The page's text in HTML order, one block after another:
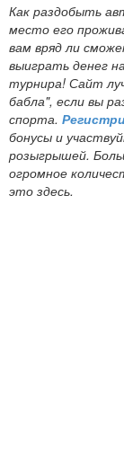
Как раздобыть
место его
вам вряд ли
выиграть денег
турнира! Сайт
бабла", если вы
спорта.
бонусы и
розыгрышей.
огромное
это здесь.